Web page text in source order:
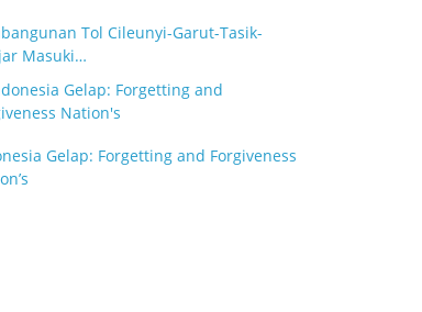
Tol Cileunyi-Garut-Tasik-
Masuki…
Gelap: Forgetting and Forgiveness